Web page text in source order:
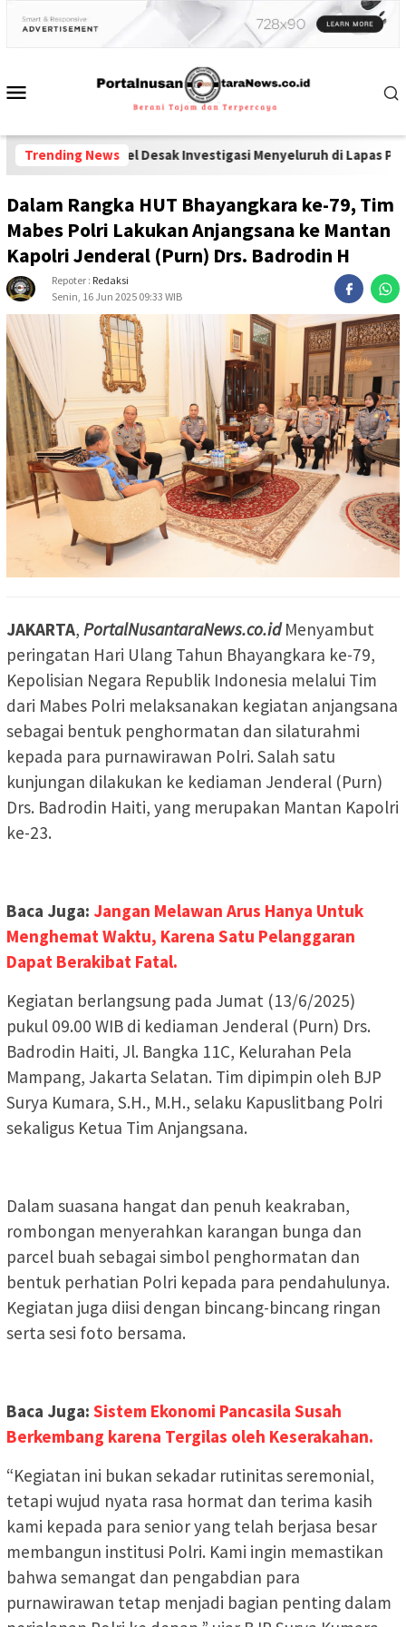
Trending News
Desak Investigasi Menyeluruh di Lapas Pamekasan-
Dalam Rangka HUT Bhayangkara ke-79, Tim
Mabes Polri Lakukan Anjangsana ke Mantan
Kapolri Jenderal (Purn) Drs. Badrodin H
Repoter : Redaksi
Senin, 16 Jun 2025 09:33 WIB
JAKARTA, PortalNusantaraNews.co.idMenyambut
peringatan Hari Ulang Tahun Bhayangkara ke-79,
Kepolisian Negara Republik Indonesia melalui Tim
dari Mabes Polri melaksanakan kegiatan anjangsana
sebagai bentuk penghormatan dan silaturahmi
kepada para purnawirawan Polri. Salah satu
kunjungan dilakukan ke kediaman Jenderal (Purn)
Drs. Badrodin Haiti, yang merupakan Mantan Kapolri
ke-23.
Baca Juga: Jangan Melawan Arus Hanya Untuk
Menghemat Waktu, Karena Satu Pelanggaran
Dapat Berakibat Fatal.
Kegiatan berlangsung pada Jumat (13/6/2025)
pukul 09.00 WIB di kediaman Jenderal (Purn) Drs.
Badrodin Haiti, Jl. Bangka 11C, Kelurahan Pela
Mampang, Jakarta Selatan. Tim dipimpin oleh BJP
Surya Kumara, S.H., M.H., selaku Kapuslitbang Polri
sekaligus Ketua Tim Anjangsana.
Dalam suasana hangat dan penuh keakraban,
rombongan menyerahkan karangan bunga dan
parcel buah sebagai simbol penghormatan dan
bentuk perhatian Polri kepada para pendahulunya.
Kegiatan juga diisi dengan bincang-bincang ringan
serta sesi foto bersama.
Baca Juga: Sistem Ekonomi Pancasila Susah
Berkembang karena Tergilas oleh Keserakahan.
“Kegiatan ini bukan sekadar rutinitas seremonial,
tetapi wujud nyata rasa hormat dan terima kasih
kami kepada para senior yang telah berjasa besar
membangun institusi Polri. Kami ingin memastikan
bahwa semangat dan pengabdian para
purnawirawan tetap menjadi bagian penting dalam